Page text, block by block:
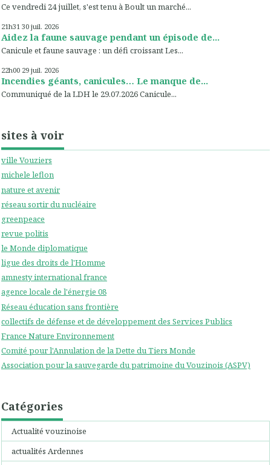
Ce vendredi 24 juillet, s'est tenu à Boult un marché...
21h31 30 juil. 2026
Aidez la faune sauvage pendant un épisode de...
Canicule et faune sauvage : un défi croissant Les...
22h00 29 juil. 2026
Incendies géants, canicules… Le manque de...
Communiqué de la LDH le 29.07.2026 Canicule...
sites à voir
ville Vouziers
michele leflon
nature et avenir
réseau sortir du nucléaire
greenpeace
revue politis
le Monde diplomatique
ligue des droits de l'Homme
amnesty international france
agence locale de l'énergie 08
Réseau éducation sans frontière
collectifs de défense et de développement des Services Publics
France Nature Environnement
Comité pour l'Annulation de la Dette du Tiers Monde
Association pour la sauvegarde du patrimoine du Vouzinois (ASPV)
Catégories
Actualité vouzinoise
actualités Ardennes